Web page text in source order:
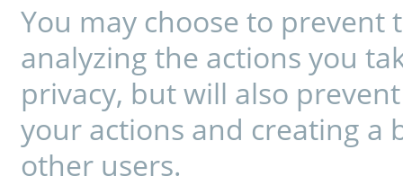
You may choose to
analyzing the actions you
privacy, but will also
your actions and creating a
other users.